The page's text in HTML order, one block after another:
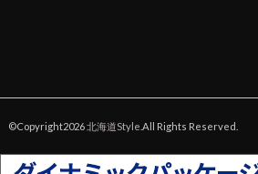
©Copyright2026北海道Style .All Rights Reserved.